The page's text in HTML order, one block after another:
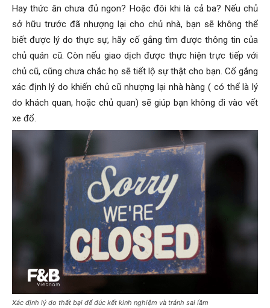
Hay thức ăn chưa đủ ngon? Hoặc đôi khi là cả ba? Nếu chủ
sở hữu trước đã nhượng lại cho chủ nhà, bạn sẽ không thể
biết được lý do thực sự, hãy cố gắng tìm được thông tin của
chủ quán cũ. Còn nếu giao dịch được thực hiện trực tiếp với
chủ cũ, cũng chưa chắc họ sẽ tiết lộ sự thật cho bạn. Cố gắng
xác định lý do khiến chủ cũ nhượng lại nhà hàng ( có thể là lý
do khách quan, hoặc chủ quan) sẽ giúp bạn không đi vào vết
xe đổ.
Xác định lý do thất bại để đúc kết kinh nghiệm và tránh sai lầm